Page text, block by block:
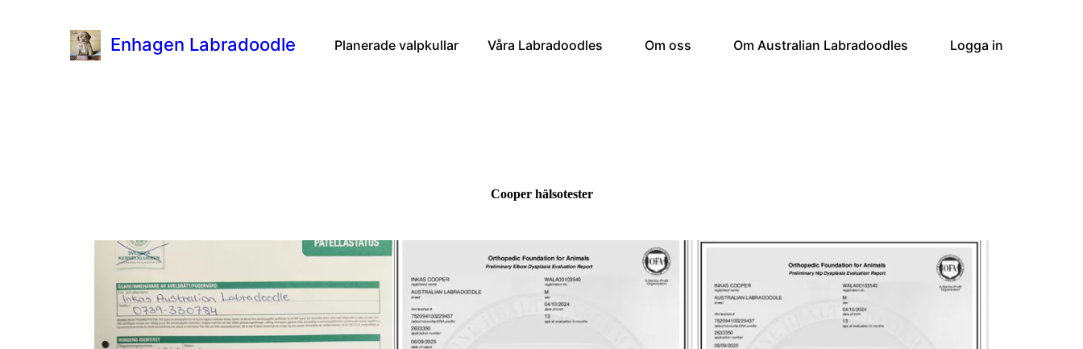
Enhagen Labradoodle Planerade valpkullar Våra Labradoodles Om oss Om Australian Labradoodles Logga in
Cooper hälsotester